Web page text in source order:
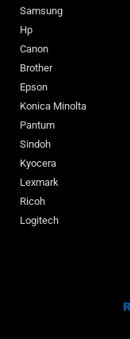
Samsung
Hp
Canon
Brother
Epson
Konica Minolta
Pantum
Sindoh
Kyocera
Lexmark
Ricoh
Logitech